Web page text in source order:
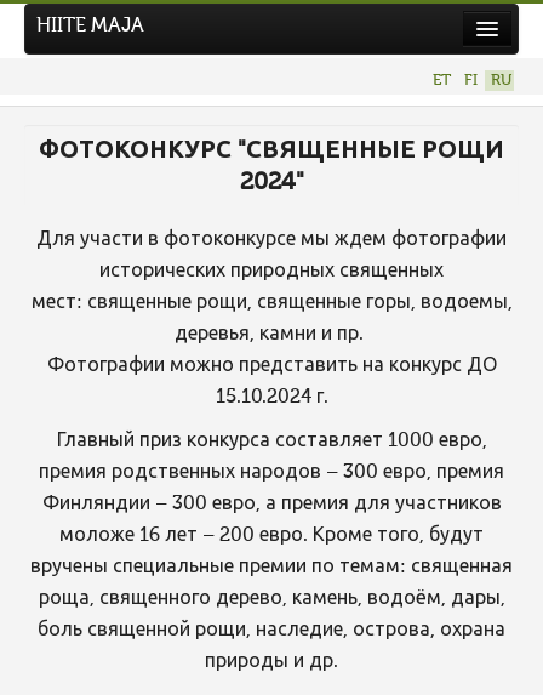
НОВЫЙ ФОТОКОНКУРС
ПРЕДЫДУЩИЕ КОНКУРСЫ
HIITE MAJA
ET FI RU
ФОТОКОНКУРС "СВЯЩЕННЫЕ РОЩИ
2024"
Для участи в фотоконкурсе мы ждем фотографии
исторических природных священных
мест: священные рощи, священные горы, водоемы,
деревья, камни и пр.
Фотографии можно представить на конкурс ДО
15.10.2024 г.
Главный приз конкурса составляет 1000 евро,
премия родственных народов – 300 евро, премия
Финляндии – 300 евро, а премия для участников
моложе 16 лет – 200 евро. Кроме того, будут
вручены специальные премии по темам: священная
роща, священного дерево, камень, водоём, дары,
боль священной рощи, наследие, острова, охрана
природы и др.